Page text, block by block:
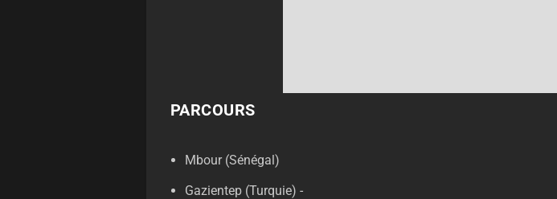
PARCOURS
Mbour (Sénégal)
Gazientep (Turquie) -